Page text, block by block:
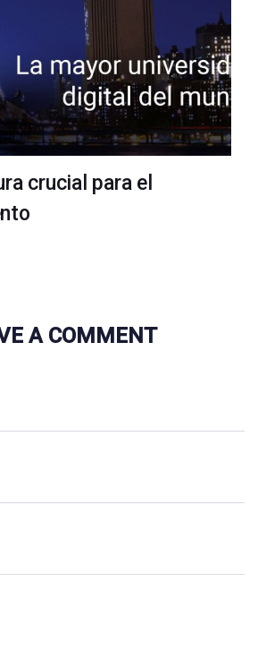
crucial para el
A COMMENT